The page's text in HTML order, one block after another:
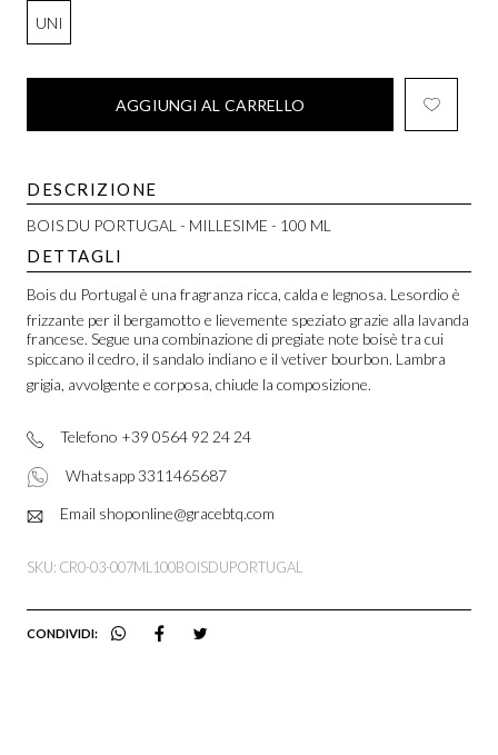
UNI
AGGIUNGI AL CARRELLO
DESCRIZIONE
BOIS DU PORTUGAL - MILLESIME - 100 ML
DETTAGLI
Bois du Portugal è una fragranza ricca, calda e legnosa. Lesordio è
frizzante per il bergamotto e lievemente speziato grazie alla lavanda
francese. Segue una combinazione di pregiate note boisè tra cui
spiccano il cedro, il sandalo indiano e il vetiver bourbon. Lambra
grigia, avvolgente e corposa, chiude la composizione.
Telefono +39 0564 92 24 24
Whatsapp 3311465687
Email shoponline@gracebtq.com
SKU: CR0-03-007ML100BOISDUPORTUGAL
CONDIVIDI: